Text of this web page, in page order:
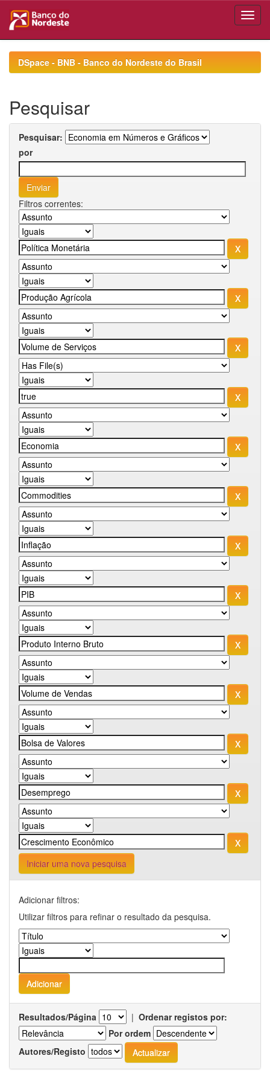
navigationDSpace - BNB - Banco do Nordeste do Brasil
Pesquisar
Pesquisar:
por
Filtros correntes:
Iniciar uma nova pesquisa
Adicionar filtros:
Utilizar filtros para refinar o resultado da pesquisa.
Resultados/Página | Ordenar registos por:
Por ordem
Autores/Registo